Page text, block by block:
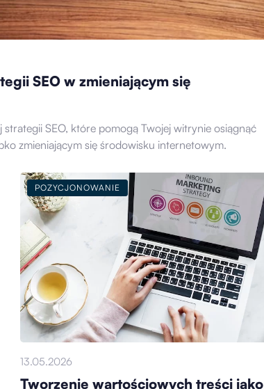
SEO w zmieniającym się
SEO, które pomogą Twojej witrynie osiągnąć
zmieniającym się środowisku internetowym.
POZYCJONOWANIE
13.05.2026
Tworzenie wartościowych treści jako